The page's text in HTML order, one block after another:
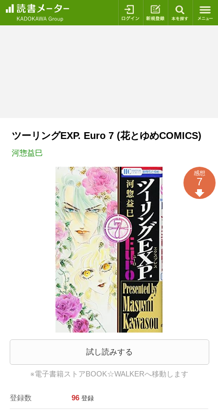
ログイン 新規登録
ツーリングEXP. Euro 7 (花とゆめCOMICS)
河惣益巳
試し読みする
※電子書籍ストアBOOK☆WALKERへ移動します
登録数 96 登録
感想
7